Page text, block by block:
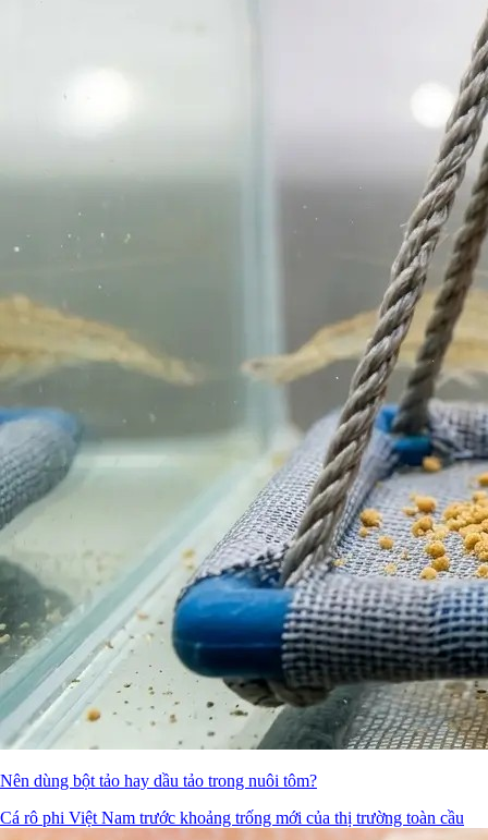
Nên dùng bột tảo hay dầu tảo trong nuôi tôm?
Cá rô phi Việt Nam trước khoảng trống mới của thị trường toàn cầu